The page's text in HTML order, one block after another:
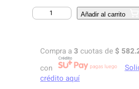
A
M
Añadir al carrito
Compra a3 cuotas de $
con
crédito aquí